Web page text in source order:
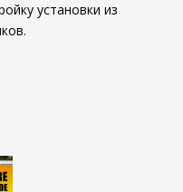
установки из